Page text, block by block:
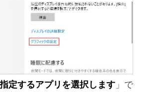
定するアプリを選択します 」で